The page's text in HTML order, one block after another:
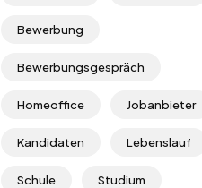
Bewerbung
Bewerbungsgespräch
Homeoffice Jobanbieter
Kandidaten Lebenslauf
Schule Studium